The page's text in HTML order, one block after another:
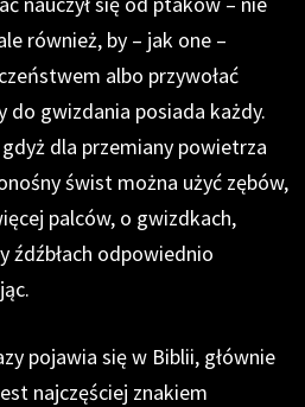
również, by – jak one –
albo przywołać
gwizdania posiada każdy.
dla przemiany powietrza
świst można użyć zębów,
palców, o gwizdkach,
źdźbłach odpowiednio
pojawia się w Biblii, głównie
najczęściej znakiem